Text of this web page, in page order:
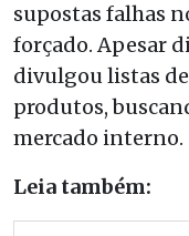
supostas falhas
forçado. Apesar
divulgou listas
produtos,
mercado interno.
Leia também: